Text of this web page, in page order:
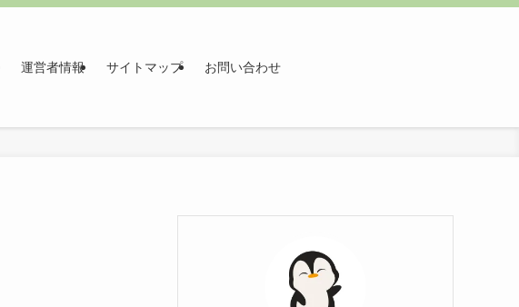
運営者情報 サイトマップ お問い合わせ